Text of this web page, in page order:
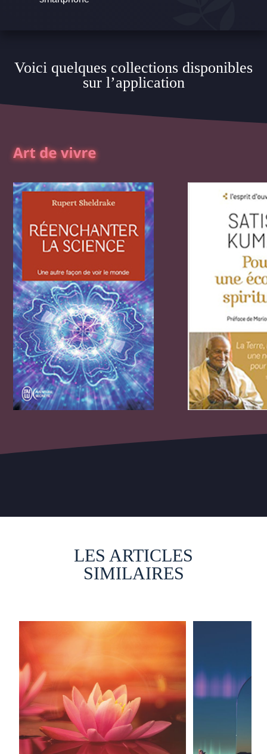
Voici quelques collections disponibles
sur l’application
LES ARTICLES
SIMILAIRES